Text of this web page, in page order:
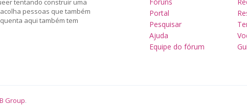
tentando construir uma
pessoas que também
aqui também tem
Portal
Pesquisar
Ajuda
Equipe do fórum
Group.